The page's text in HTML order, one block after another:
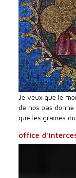
Je veux que le
de nos pas
que les graines
office